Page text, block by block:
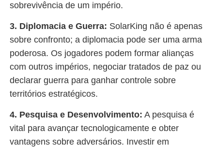
sobrevivência de um império.
3. Diplomacia e Guerra: SolarKing não é apenas
sobre confronto; a diplomacia pode ser uma arma
poderosa. Os jogadores podem formar alianças
com outros impérios, negociar tratados de paz ou
declarar guerra para ganhar controle sobre
territórios estratégicos.
4. Pesquisa e Desenvolvimento: A pesquisa é
vital para avançar tecnologicamente e obter
vantagens sobre adversários. Investir em